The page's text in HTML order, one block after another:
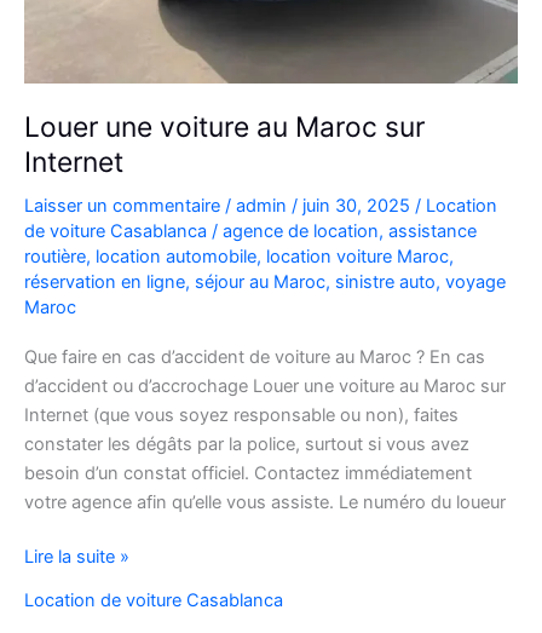
Louer une voiture au Maroc sur
Internet
Laisser un commentaire / admin / juin 30, 2025 / Location
de voiture Casablanca / agence de location, assistance
routière, location automobile, location voiture Maroc,
réservation en ligne, séjour au Maroc, sinistre auto, voyage
Maroc
Que faire en cas d’accident de voiture au Maroc ? En cas
d’accident ou d’accrochage Louer une voiture au Maroc sur
Internet (que vous soyez responsable ou non), faites
constater les dégâts par la police, surtout si vous avez
besoin d’un constat officiel. Contactez immédiatement
votre agence afin qu’elle vous assiste. Le numéro du loueur
Louer
voiture
Lire la suite »
Location de voiture Casablanca